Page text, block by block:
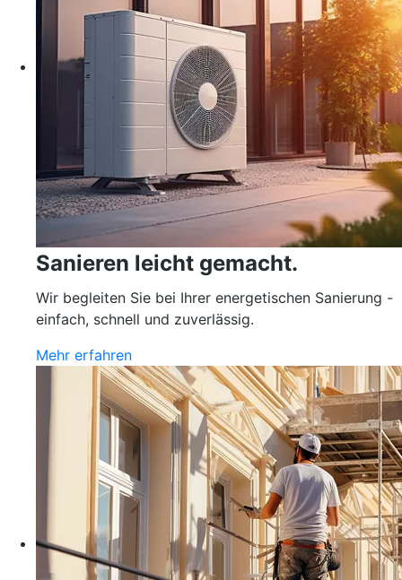
Sanieren leicht gemacht.
Wir begleiten Sie bei Ihrer energetischen Sanierung -
einfach, schnell und zuverlässig.
Mehr erfahren